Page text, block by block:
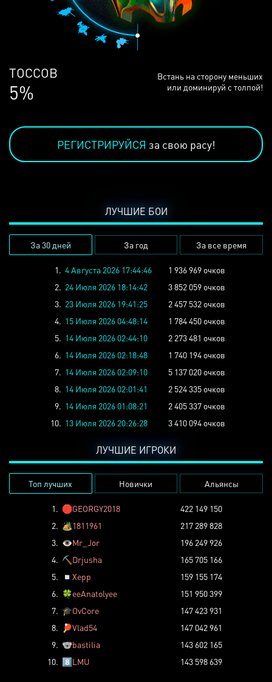
ЛЮДЕЙ
68%
Встань на сторону меньших
или доминируй с толпой!
РЕГИСТРИРУЙСЯ за свою расу!
ЛУЧШИЕ БОИ
За 30 дней За год За все время
1. 4 Августа 2026 17:44:46
1 936 969 очков
2. 24 Июля 2026 18:14:42
3 852 059 очков
3. 23 Июля 2026 19:41:25
2 457 532 очков
4. 15 Июля 2026 04:48:14
1 784 450 очков
5. 14 Июля 2026 02:44:10
2 273 481 очков
6. 14 Июля 2026 02:18:48
1 740 194 очков
7. 14 Июля 2026 02:09:10
5 137 020 очков
8. 14 Июля 2026 02:01:41
2 524 335 очков
9. 14 Июля 2026 01:08:21
2 405 337 очков
10. 13 Июля 2026 20:26:28 3 410 094 очков
ЛУЧШИЕ ИГРОКИ
Топ лучших Новички Альянсы
1. 🛑GEORGY2018
422 149 150
2. 🏕️1811961
217 289 828
3. 👁️Mr_Jor
196 249 926
4. ⛏️ Drjusha
165 705 166
5.
◽ Xepp
159 155 174
6. 🍀eeAnatolyee
151 950 399
7. 🎓OvCore
147 423 931
8.
🏓Vlad54
147 042 961
9. 🐨bastilia
143 602 165
10. 8️⃣LMU 143 598 639